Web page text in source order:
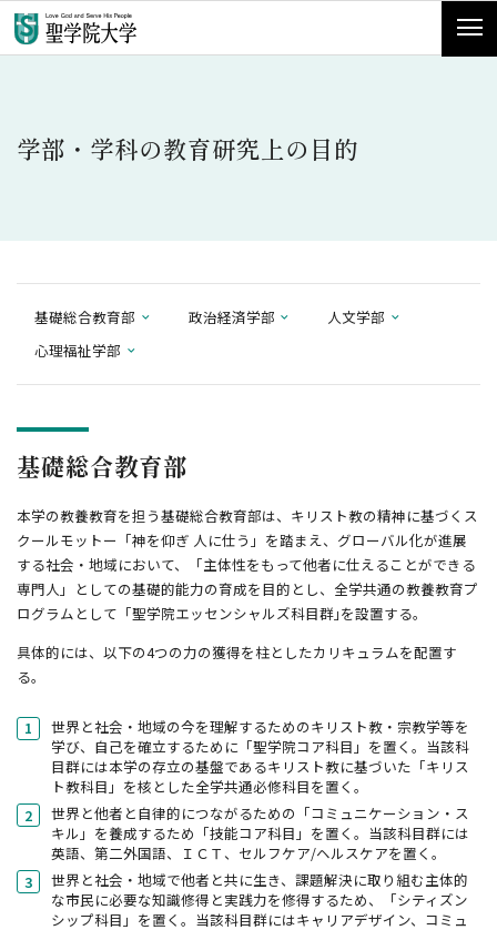
学部・学科の教育研究上の目的
基礎総合教育部 政治経済学部
人文学部
心理福祉学部
基礎総合教育部
本学の教養教育を担う基礎総合教育部は、キリスト教の精神に基づくス
クールモットー「神を仰ぎ 人に仕う」を踏まえ、グローバル化が進展
する社会・地域において、「主体性をもって他者に仕えることができる
専門人」としての基礎的能力の育成を目的とし、全学共通の教養教育プ
ログラムとして「聖学院エッセンシャルズ科目群｣を設置する。
具体的には、以下の4つの力の獲得を柱としたカリキュラムを配置す
る。
世界と社会・地域の今を理解するためのキリスト教・宗教学等を
学び、自己を確立するために「聖学院コア科目」を置く。当該科
目群には本学の存立の基盤であるキリスト教に基づいた「キリス
ト教科目」を核とした全学共通必修科目を置く。
世界と他者と自律的につながるための「コミュニケーション・ス
キル」を養成するため「技能コア科目」を置く。当該科目群には
英語、第二外国語、ＩＣＴ、セルフケア/ヘルスケアを置く。
世界と社会・地域で他者と共に生き、課題解決に取り組む主体的
な市民に必要な知識修得と実践力を修得するため、「シティズン
シップ科目」を置く。当該科目群にはキャリアデザイン、コミュ